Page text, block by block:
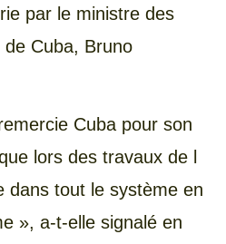
par le ministre des
Cuba, Bruno
Cuba pour son
lors des travaux de l
dans tout le système en
», a-t-elle signalé en